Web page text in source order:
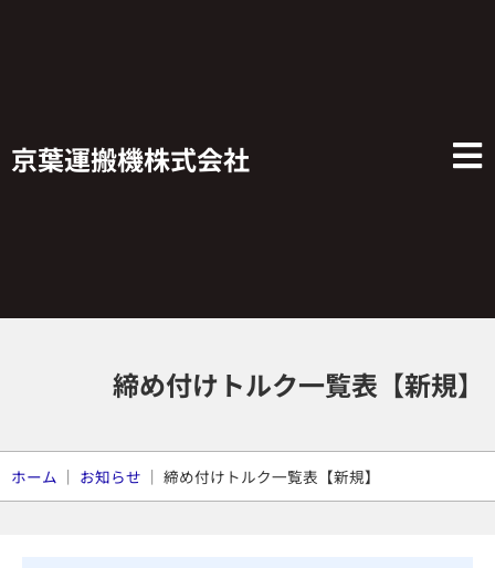
京葉運搬機株式会社
締め付けトルク一覧表【新規】
ホーム ｜ お知らせ ｜ 締め付けトルク一覧表【新規】